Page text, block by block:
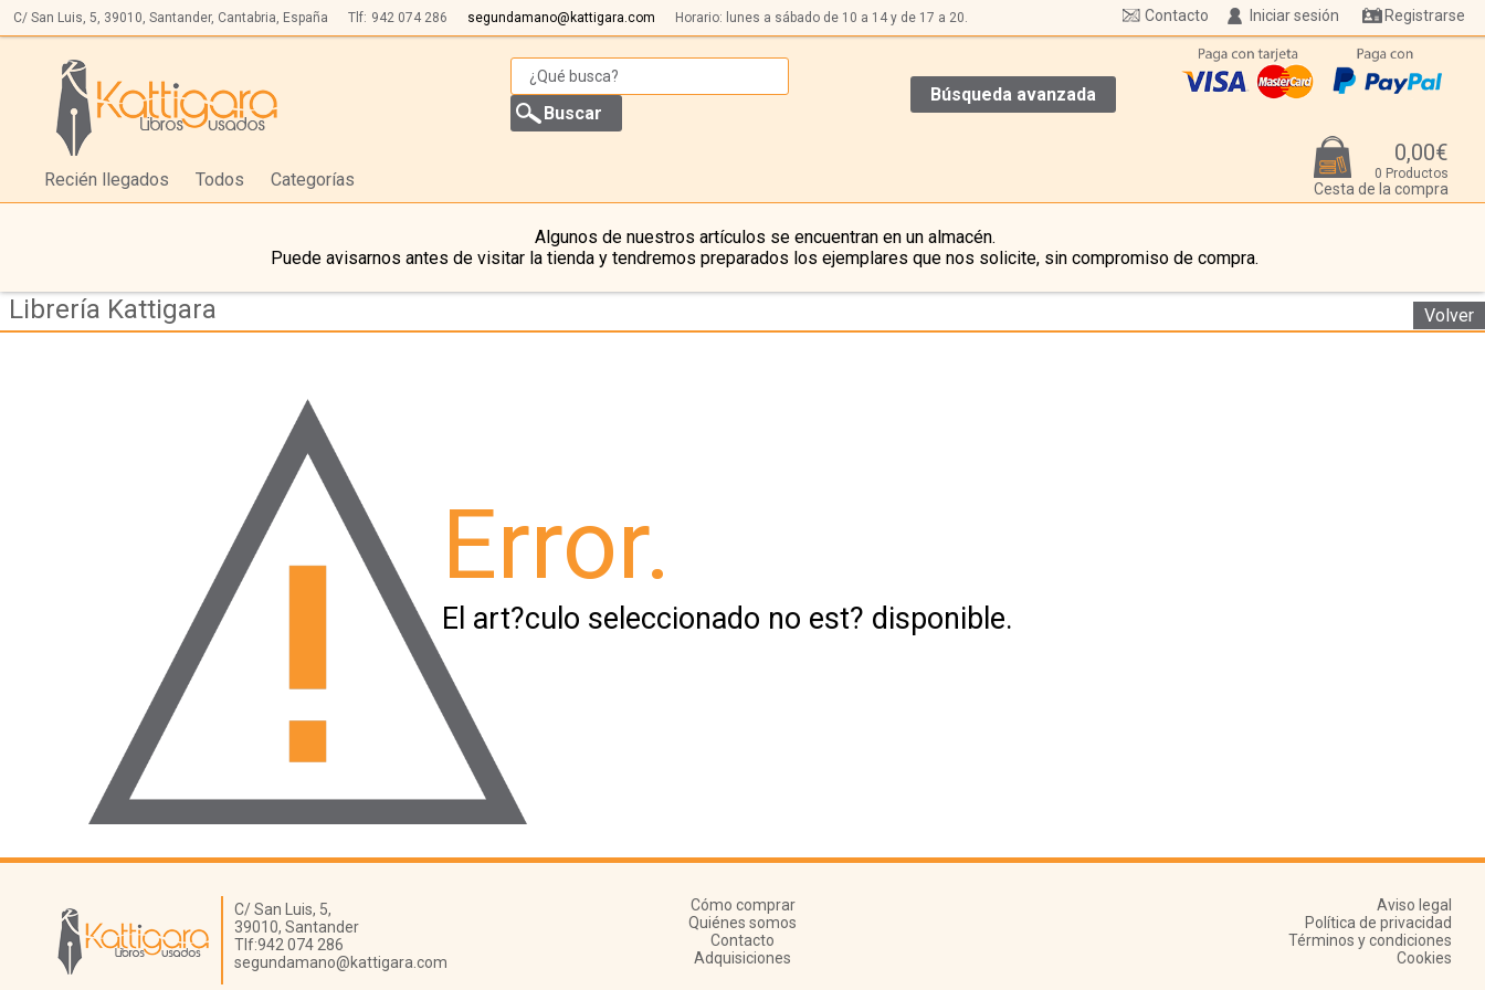
C/ San Luis, 5, 39010, Santander, Cantabria, España Tlf: 942 074 286 segundamano@kattigara.com Horario: lunes a sábado de 10 a 14 y de 17 a 20. Iniciar sesión Registrarse
Contacto
Búsqueda avanzada
Recién llegados Todos Categorías
0,00€
0 Productos
Cesta de la compra
Algunos de nuestros artículos se encuentran en un almacén.
Puede avisarnos antes de visitar la tienda y tendremos preparados los ejemplares que nos solicite, sin compromiso de compra.
Librería Kattigara Volver
Error.
El art?culo seleccionado no est? disponible.
Librería Kattigara
C/ San Luis, 5,
39010, Santander
Tlf:942 074 286
segundamano@kattigara.com
Cómo comprar
Quiénes somos
Contacto
Adquisiciones
Aviso legal
Política de privacidad
Términos y condiciones
Cookies